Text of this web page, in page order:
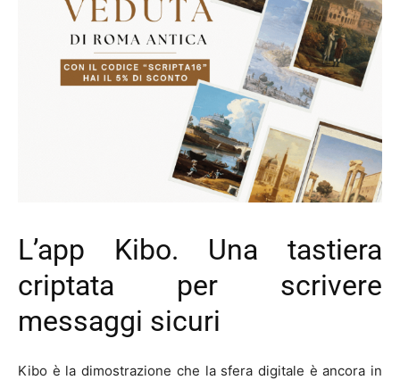
L’app Kibo. Una tastiera
criptata per scrivere
messaggi sicuri
Kibo è la dimostrazione che la sfera digitale è ancora in